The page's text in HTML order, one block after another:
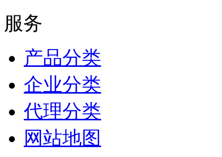
服务
产品分类
企业分类
代理分类
网站地图